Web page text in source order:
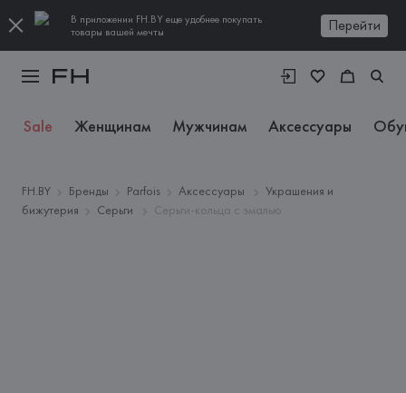
В приложении FH.BY еще удобнее покупать
товары вашей мечты
Перейти
Sale Женщинам Мужчинам Аксессуары
FH.BY Бренды Parfois Аксессуары
Украшения и
бижутерия
Серьги Серьги-кольца с эмалью